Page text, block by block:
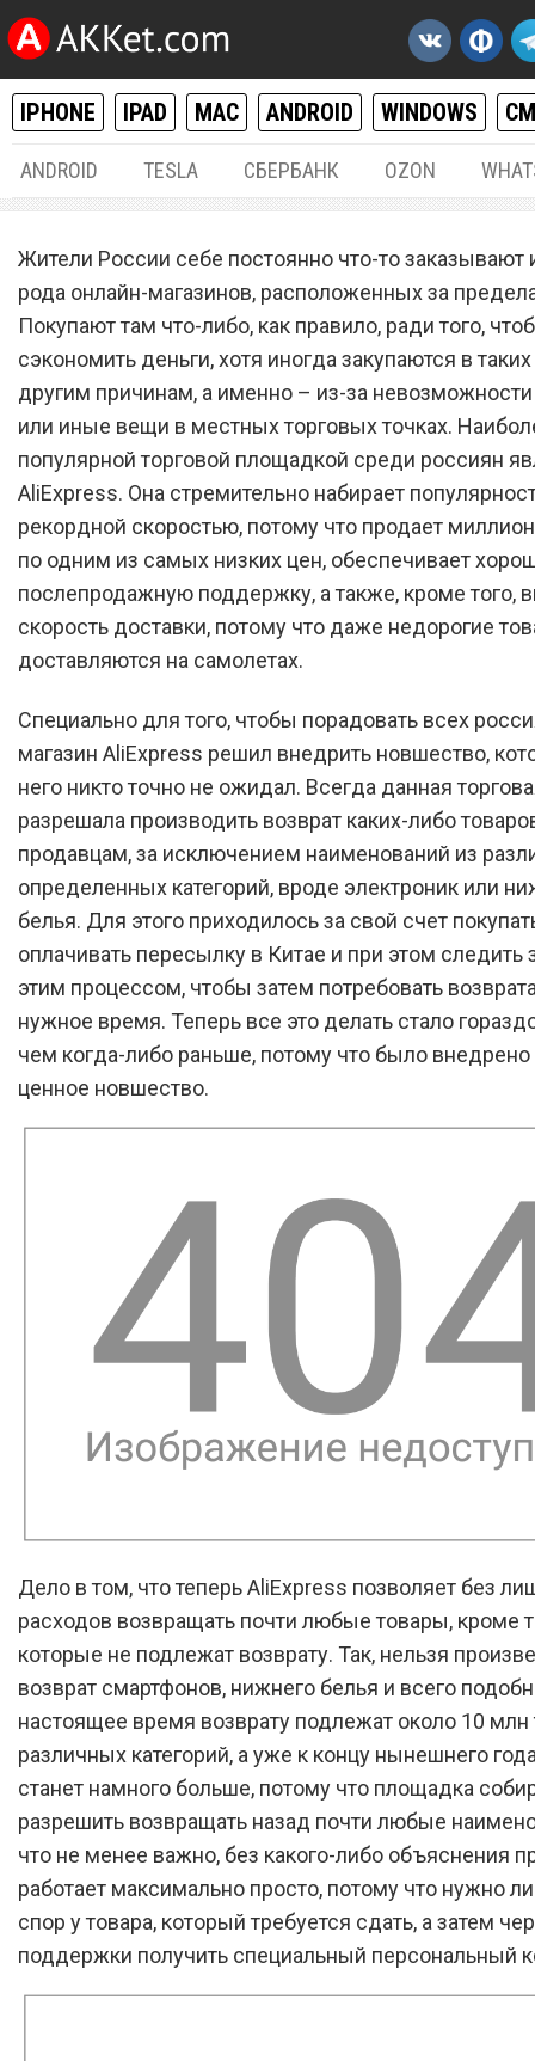
IPHONE IPAD MAC ANDROID WINDOWS
ANDROID TESLA СБЕРБАНК OZON
AliExpress заставил
восторга всех
Жители России себе постоянно что-то заказывают
рода онлайн-магазинов, расположенных за
Покупают там что-либо, как правило, ради того,
сэкономить деньги, хотя иногда закупаются в
другим причинам, а именно – из-за невозможности
или иные вещи в местных торговых точках.
популярной торговой площадкой среди россиян
AliExpress. Она стремительно набирает
рекордной скоростью, потому что продает
по одним из самых низких цен, обеспечивает
послепродажную поддержку, а также, кроме того,
скорость доставки, потому что даже недорогие
доставляются на самолетах.
Специально для того, чтобы порадовать всех
магазин AliExpress решил внедрить новшество,
него никто точно не ожидал. Всегда данная
разрешала производить возврат каких-либо
продавцам, за исключением наименований из
определенных категорий, вроде электроник или
белья. Для этого приходилось за свой счет
оплачивать пересылку в Китае и при этом следить
этим процессом, чтобы затем потребовать
нужное время. Теперь все это делать стало
чем когда-либо раньше, потому что было внедрено
ценное новшество.
Дело в том, что теперь AliExpress позволяет без
расходов возвращать почти любые товары, кроме
которые не подлежат возврату. Так, нельзя
возврат смартфонов, нижнего белья и всего
настоящее время возврату подлежат около 10 млн
различных категорий, а уже к концу нынешнего
станет намного больше, потому что площадка
разрешить возвращать назад почти любые
что не менее важно, без какого-либо объяснения
работает максимально просто, потому что нужно
спор у товара, который требуется сдать, а затем
поддержки получить специальный персональный